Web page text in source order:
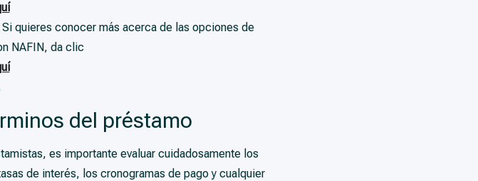
quieres conocer más acerca de las opciones de
NAFIN, da clic
del préstamo
es importante evaluar cuidadosamente los
de interés, los cronogramas de pago y cualquier